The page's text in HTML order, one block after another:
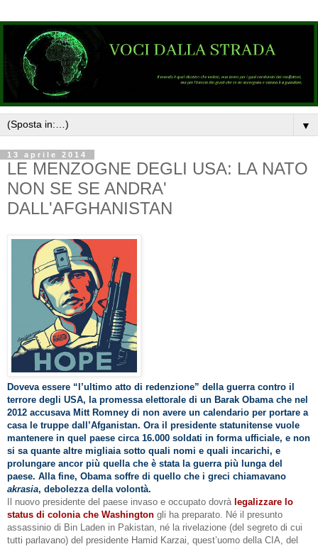
▼
13 aprile 2014
LE MENZOGNE DEGLI USA: LA NATO
NON SE SE ANDRA'
DALL'AFGHANISTAN
Doveva essere “l’ultimo atto di redenzione” della guerra contro il
terrore degli USA, la promessa elettorale di un Barak Obama che nel
2012 accusava Mitt Romney di non avere un calendario per portare a
casa le truppe dall’Afganistan. Ora il presidente statunitense vuole
mantenere in quel paese circa 16.000 soldati in forma ufficiale, e non
si sa quante altre migliaia sotto quali nomi e quali incarichi, e
prolungare ancor più quella che è stata la guerra più lunga del
paese. Alla fine, Obama soffre di quello che i greci chiamavano
akrasia, debolezza della volontà.
Il nuovo presidente del paese invaso e occupato dovrà legalizzare lo
status di colonia che Washington gli ha preparato. Né il presunto
assassinio di Bin Laden in Pakistan, né la rivelazione (del segreto di cui
tutti parlavano) del presidente Hamid Karzai, quest’uomo della CIA, del